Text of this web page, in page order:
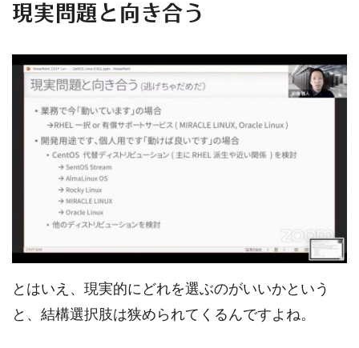
現実問題と向き合う
とはいえ、現実的にどれを選ぶのがいいかという
と、結構選択肢は狭められてくるんですよね。